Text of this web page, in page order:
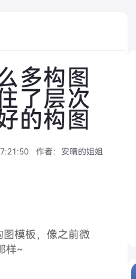
多构图
了层次
的构图
作者： 安晴的姐姐
模板，像之前微
样~